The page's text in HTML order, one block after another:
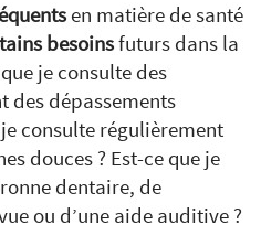
en matière de santé
besoinsfuturs dans la
je consulte des
des dépassements
consulte régulièrement
douces ? Est-ce que je
dentaire, de
ou d’une aide auditive ?